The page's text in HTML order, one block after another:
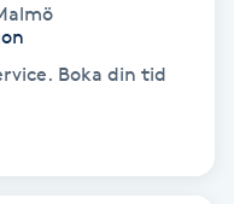
Boka din tid